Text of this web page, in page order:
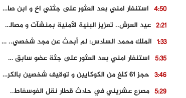
4:50
استنفار امني بعد العثور على جثتي اخ و ابن صاحب مطعم اسماك مشهور بطنجة
2:21
عيد العرش.. تعزيز البنية الأمنية بمنشآت و مصالح جديدة بكل من الحسيمة – فاس و الناظور
1:33
الملك محمد السادس: لم أبحث عن مجد شخصي.. وهَمي كرامة المغاربة
5:35
استنفار امني بعد العثور على جثة عضو سابق في حزب المصباح بالقنيطرة..
3:46
حجز 61 كلغ من الكوكايين و توقيف شخصين بالكركرات
5:29 مصرع عشريني في حادث قطار نقل الفوسفاط..